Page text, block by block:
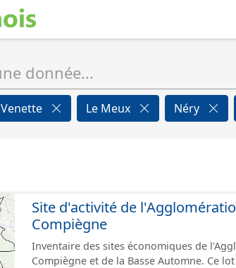
Venette Le Meux Néry
Site d'activité de
Compiègne
Inventaire des sites économiques de
Compiègne et de la Basse Automne. Ce